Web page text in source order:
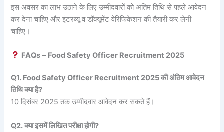
इस अवसर का लाभ उठाने के लिए उम्मीदवारों को अंतिम तिथि से पहले आवेदन
कर देना चाहिए और इंटरव्यू व डॉक्यूमेंट वेरिफिकेशन की तैयारी कर लेनी
चाहिए।
FAQs – Food Safety Officer Recruitment 2025
Q1. Food Safety Officer Recruitment 2025 की अंतिम आवेदन
तिथि क्या है?
10 दिसंबर 2025 तक उम्मीदवार आवेदन कर सकते हैं।
Q2. क्या इसमें लिखित परीक्षा होगी?